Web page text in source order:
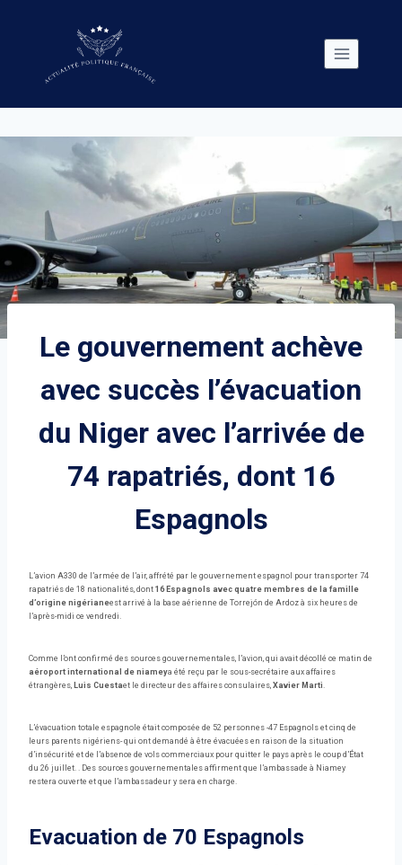
Le gouvernement achève
avec succès l’évacuation
du Niger avec l’arrivée de
74 rapatriés, dont 16
Espagnols
L’avion A330 de l’armée de l’air, affrété par le gouvernement espagnol pour transporter 74
rapatriés de 18 nationalités, dont 16 Espagnols avec quatre membres de la famille
d’origine nigérianeest arrivé à la base aérienne de Torrejón de Ardoz à six heures de
l’après-midi ce vendredi.
Comme l’ont confirmé des sources gouvernementales, l’avion, qui avait décollé ce matin de
aéroport international de niameya été reçu par le sous-secrétaire aux affaires
étrangères, Luis Cuestaet le directeur des affaires consulaires, Xavier Marti.
L’évacuation totale espagnole était composée de 52 personnes -47 Espagnols et cinq de
leurs parents nigériens- qui ont demandé à être évacuées en raison de la situation
d’insécurité et de l’absence de vols commerciaux pour quitter le pays après le coup d’État
du 26 juillet. . Des sources gouvernementales affirment que l’ambassade à Niamey
restera ouverte et que l’ambassadeur y sera en charge.
Evacuation de 70 Espagnols